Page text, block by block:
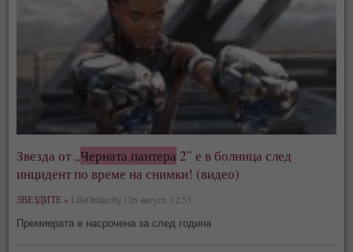
Звезда от „Черната пантера 2” е в болница след
инцидент по време на снимки! (видео)
ЗВЕЗДИТЕ » LifeOnline.bg | 26 август, 12:53
Премиерата е насрочена за след година